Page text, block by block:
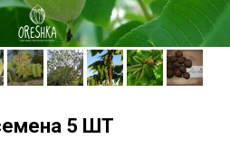
5 ШТ